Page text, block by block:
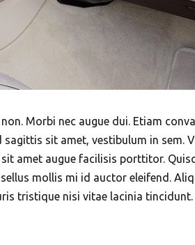
Morbi nec augue dui. Etiam
sit amet, vestibulum in sem.
amet augue facilisis porttitor.
mollis mi id auctor eleifend.
tristique nisi vitae lacinia tincidunt.